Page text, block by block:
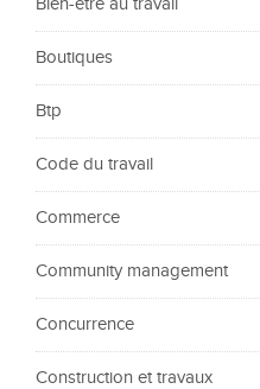
Bien-être au travail
Boutiques
Btp
Code du travail
Commerce
Community management
Concurrence
Construction et travaux